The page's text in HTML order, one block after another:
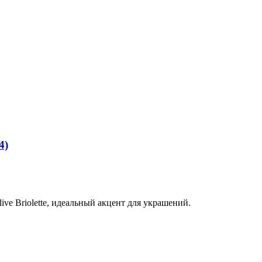
Briolette, идеальный акцент для украшений.